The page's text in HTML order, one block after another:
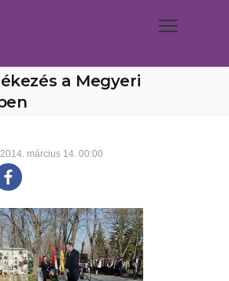
a Megyeri
2014. március 14. 00:00